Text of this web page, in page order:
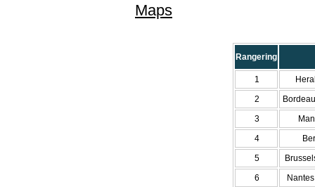
Maps
Rangering
1
2
3
4
5
6